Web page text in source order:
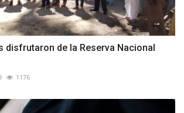
disfrutaron de la Reserva Nacional
1176